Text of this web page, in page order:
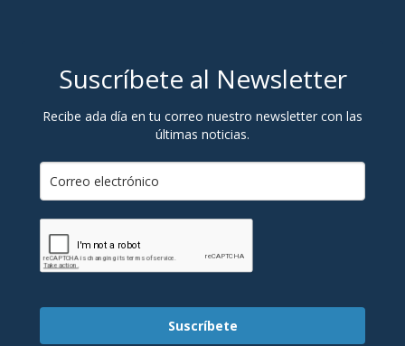
Suscríbete al Newsletter
Recibe ada día en tu correo nuestro newsletter con las
últimas noticias.
Suscríbete